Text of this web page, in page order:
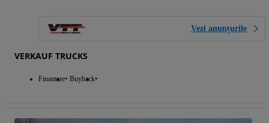
Vezi anunțurile
VERKAUF TRUCKS
Finantare Buyback